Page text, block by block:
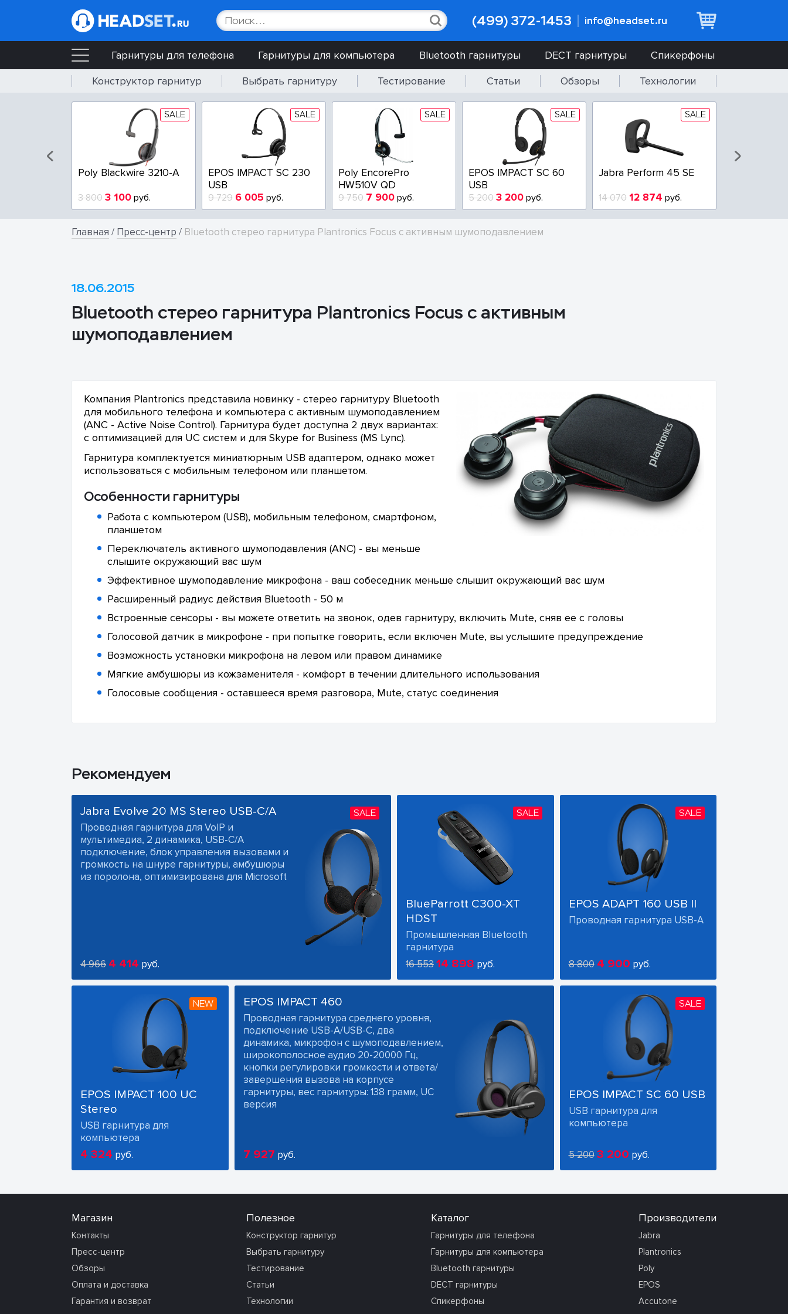
(499) 372-1453 info@headset.ru
Гарнитуры для телефона Гарнитуры для компьютера Bluetooth гарнитуры DECT гарнитуры
Спикерфоны
Конструктор гарнитур
Выбрать гарнитуру Тестирование Статьи Обзоры Технологии
SALE
Poly Blackwire 3210-A
3 800 3 100 руб.
SALE
EPOS IMPACT SC 230
USB
9 729 6 005 руб.
SALE
Poly EncorePro
HW510V QD
9 750 7 900 руб.
SALE
EPOS IMPACT SC 60
USB
5 200 3 200 руб.
SALE
Jabra Perform 45 SE
14 070 12 874 руб.
Главная / Пресс-центр / Bluetooth стерео гарнитура Plantronics Focus с активным шумоподавлением
18.06.2015
Bluetooth стерео гарнитура Plantronics Focus с активным
шумоподавлением
Компания Plantronics представила новинку - стерео гарнитуру Bluetooth
для мобильного телефона и компьютера с активным шумоподавлением
(ANC - Active Noise Control). Гарнитура будет доступна 2 двух вариантах:
с оптимизацией для UC систем и для Skype for Business (MS Lync).
Гарнитура комплектуется миниатюрным USB адаптером, однако может
использоваться с мобильным телефоном или планшетом.
Особенности гарнитуры
Работа с компьютером (USB), мобильным телефоном, смартфоном,
планшетом
Переключатель активного шумоподавления (ANC) - вы меньше
слышите окружающий вас шум
Эффективное шумоподавление микрофона - ваш собеседник меньше слышит окружающий вас шум
Расширенный радиус действия Bluetooth - 50 м
Встроенные сенсоры - вы можете ответить на звонок, одев гарнитуру, включить Mute, сняв ее с головы
Голосовой датчик в микрофоне - при попытке говорить, если включен Mute, вы услышите предупреждение
Возможность установки микрофона на левом или правом динамике
Мягкие амбушюры из кожзаменителя - комфорт в течении длительного использования
Голосовые сообщения - оставшееся время разговора, Mute, статус соединения
Рекомендуем
SALE
Jabra Evolve 20 MS Stereo USB-C/A
Проводная гарнитура для VoIP и
мультимедиа, 2 динамика, USB-C/A
подключение, блок управления вызовами и
громкость на шнуре гарнитуры, амбушюры
из поролона, оптимизирована для Microsoft
4 966 4 414 руб.
EPOS IMPACT 460
Проводная гарнитура среднего уровня,
подключение USB-A/USB-C, два
динамика, микрофон с шумоподавлением,
широкополосное аудио 20-20000 Гц,
кнопки регулировки громкости и ответа/
завершения вызова на корпусе
гарнитуры, вес гарнитуры: 138 грамм, UC
версия
7 927 руб.
SALE
BlueParrott C300-XT
HDST
Промышленная Bluetooth
гарнитура
16 55314 898 руб.
SALE
EPOS ADAPT 160 USB II
Проводная гарнитура USB-A
8 800 4 900 руб.
NEW
EPOS IMPACT 100 UC
Stereo
USB гарнитура для
компьютера
4 324 руб.
SALE
EPOS IMPACT SC 60 USB
USB гарнитура для
компьютера
5 200 3 200 руб.
Магазин
Контакты
Пресс-центр
Обзоры
Оплата и доставка
Гарантия и возврат
Полезное
Конструктор гарнитур
Выбрать гарнитуру
Тестирование
Статьи
Технологии
Каталог
Гарнитуры для телефона
Гарнитуры для компьютера
Bluetooth гарнитуры
DECT гарнитуры
Спикерфоны
Производители
Jabra
Plantronics
Poly
EPOS
Accutone